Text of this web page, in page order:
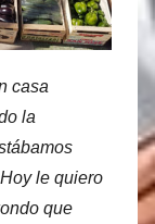
casa
la
le quiero
que